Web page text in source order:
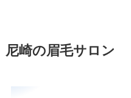
尼崎の眉毛サロン